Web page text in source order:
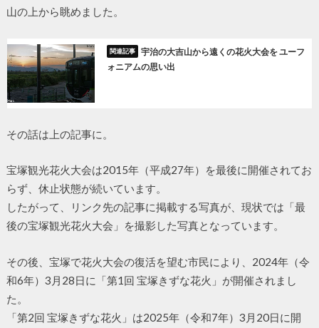
山の上から眺めました。
宇治の大吉山から遠くの花火大会を ユーフ
ォニアムの思い出
その話は上の記事に。
宝塚観光花火大会は2015年（平成27年）を最後に開催されてお
らず、休止状態が続いています。
したがって、リンク先の記事に掲載する写真が、現状では「最
後の宝塚観光花火大会」を撮影した写真となっています。
その後、宝塚で花火大会の復活を望む市民により、2024年（令
和6年）3月28日に「第1回 宝塚きずな花火」が開催されまし
た。
「第2回 宝塚きずな花火」は2025年（令和7年）3月20日に開